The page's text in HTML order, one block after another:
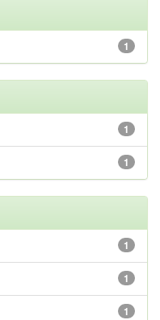
1
1
1
1
1
1